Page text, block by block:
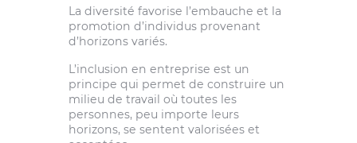
La diversité favorise l’embauche et la
promotion d’individus provenant
d’horizons variés.
L’inclusion en entreprise est un
principe qui permet de construire un
milieu de travail où toutes les
personnes, peu importe leurs
horizons, se sentent valorisées et